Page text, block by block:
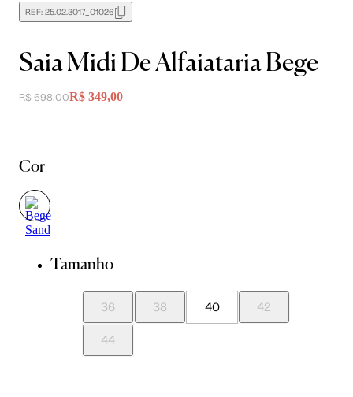
REF: 25.02.3017_01026
Saia Midi De Alfaiataria Bege
R$ 698,00R$ 349,00
Cor
Tamanho
36 38 40 42
44